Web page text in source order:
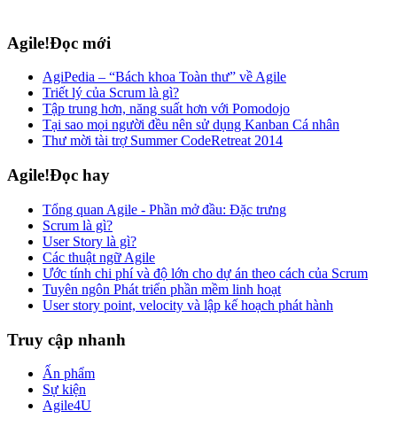
Agile!Đọc mới
AgiPedia – “Bách khoa Toàn thư” về Agile
Triết lý của Scrum là gì?
Tập trung hơn, năng suất hơn với Pomodojo
Tại sao mọi người đều nên sử dụng Kanban Cá nhân
Thư mời tài trợ Summer CodeRetreat 2014
Agile!Đọc hay
Tổng quan Agile - Phần mở đầu: Đặc trưng
Scrum là gì?
User Story là gì?
Các thuật ngữ Agile
Ước tính chi phí và độ lớn cho dự án theo cách của Scrum
Tuyên ngôn Phát triển phần mềm linh hoạt
User story point, velocity và lập kế hoạch phát hành
Truy cập nhanh
Ấn phẩm
Sự kiện
Agile4U